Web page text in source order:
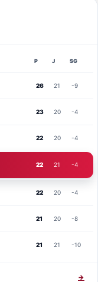
P J SG
26 21 -9
23 20 -4
22 20 -4
22 21 -4
22 20 -4
21 20 -8
21 21 -10
→